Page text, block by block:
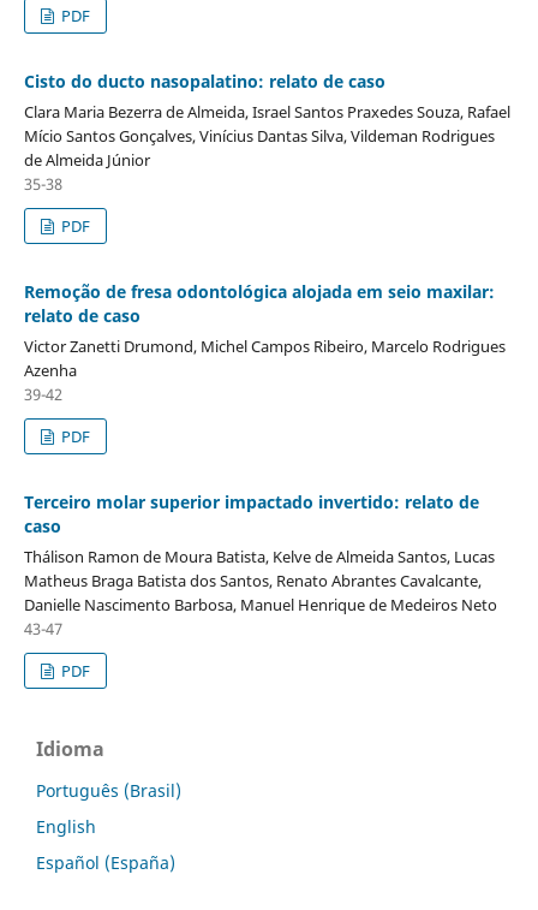
PDF
Cisto do ducto nasopalatino: relato de caso
Clara Maria Bezerra de Almeida, Israel Santos Praxedes Souza, Rafael
Mício Santos Gonçalves, Vinícius Dantas Silva, Vildeman Rodrigues
de Almeida Júnior
35-38
PDF
Remoção de fresa odontológica alojada em seio maxilar:
relato de caso
Victor Zanetti Drumond, Michel Campos Ribeiro, Marcelo Rodrigues
Azenha
39-42
PDF
Terceiro molar superior impactado invertido: relato de
caso
Thálison Ramon de Moura Batista, Kelve de Almeida Santos, Lucas
Matheus Braga Batista dos Santos, Renato Abrantes Cavalcante,
Danielle Nascimento Barbosa, Manuel Henrique de Medeiros Neto
43-47
PDF
Idioma
Português (Brasil)
English
Español (España)